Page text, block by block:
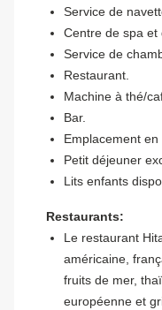
Service de
Centre de spa et
Service de
Restaurant.
Machine à thé/
Bar.
Emplacement
Petit déjeuner
Lits enfants
Restaurants:
Le restaurant
américaine,
fruits de mer,
européenne et